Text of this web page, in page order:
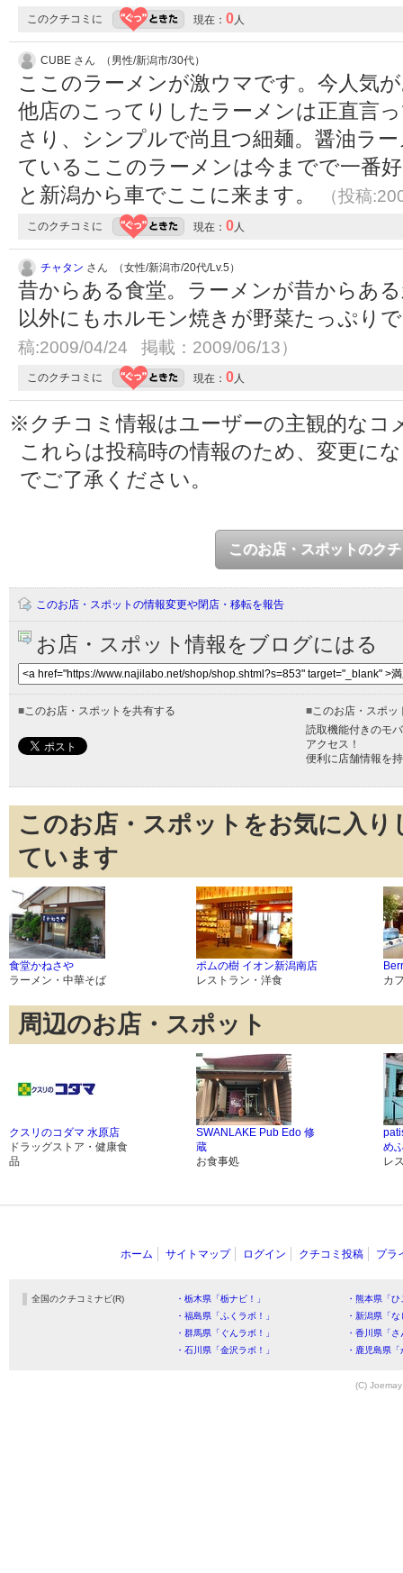
このクチコミに 現在： 0人
CUBE さん （男性/新潟市/30代）
ここのラーメンが激ウマです。今人気
他店のこってりしたラーメンは正直言
さり、シンプルで尚且つ細麺。醤油ラ
ているここのラーメンは今までで一番
と新潟から車でここに来ます。
（投稿
このクチコミに 現在： 0人
チャタン さん （女性/新潟市/20代/Lv.5）
昔からある食堂。ラーメンが昔からあ
以外にもホルモン焼きが野菜たっぷり
稿:2009/04/24 掲載：2009/06/13）
このクチコミに 現在： 0人
※クチコミ情報はユーザーの主観的なコ
これらは投稿時の情報のため、変更に
でご了承ください。
このお店・スポットのク
このお店・スポットの情報変更や閉店・移転を報告
お店・スポット情報をブログにはる
■このお店・スポットを共有する ■このお店・スポッ
読取機能付きのモ
アクセス！
便利に店舗情報を
このお店・スポットをお気に入
ています
食堂かねさや
ラーメン・中華そば
ポムの樹 イオン新潟南店
レストラン・洋食
カ
周辺のお店・スポット
クスリのコダマ 水原店
ドラッグストア・健康食
品
SWANLAKE Pub Edo 修
蔵
お食事処
め
レ
ホーム サイトマップ ログイン クチコミ投稿 プラ
全国のクチコミナビ(R) ・栃木県「栃ナビ！」
・熊本県「
・福島県「ふくラボ！」
・新潟県「
・群馬県「ぐんラボ！」
・香川県「
・石川県「金沢ラボ！」
・鹿児島県
(C)